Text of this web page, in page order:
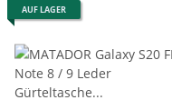
AUF LAGER